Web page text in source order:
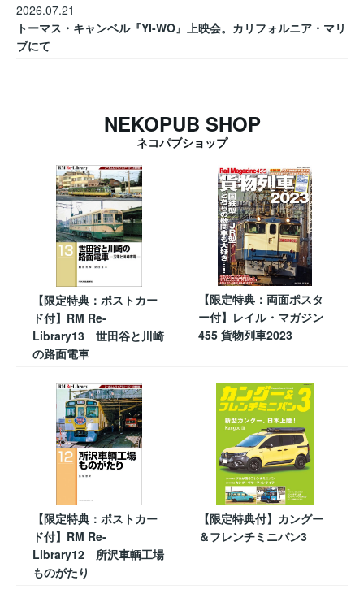
2026.07.21
トーマス・キャンベル『YI-WO』上映会。カリフォルニア・マリ
ブにて
NEKOPUB SHOP
ネコパブショップ
【限定特典：ポストカー
ド付】RM Re-
Library13 世田谷と川崎
の路面電車
【限定特典：両面ポスタ
ー付】レイル・マガジン
455 貨物列車2023
【限定特典：ポストカー
ド付】RM Re-
Library12 所沢車輌工場
ものがたり
【限定特典付】カングー
＆フレンチミニバン3